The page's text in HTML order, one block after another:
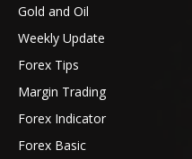
Gold and Oil
Weekly Update
Forex Tips
Margin Trading
Forex Indicator
Forex Basic